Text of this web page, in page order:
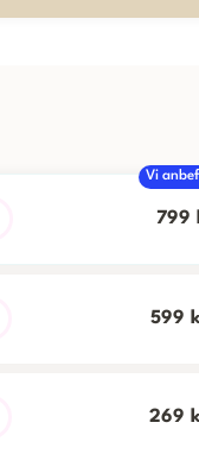
Vi
799
599
269